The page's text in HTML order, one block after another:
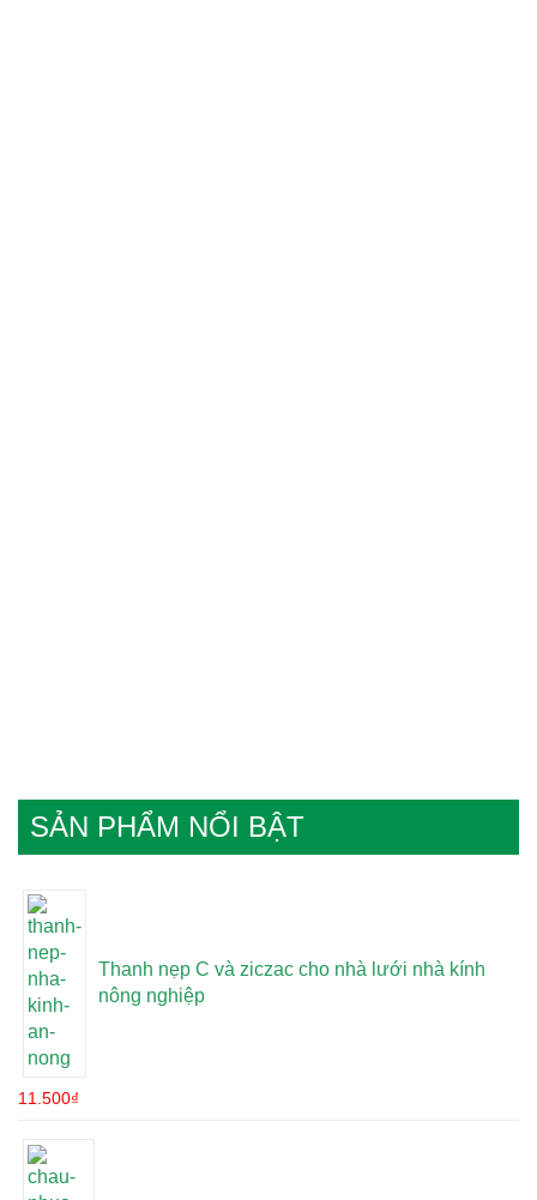
SẢN PHẨM NỔI BẬT
Thanh nẹp C và ziczac cho nhà lưới nhà kính
nông nghiệp
11.500₫